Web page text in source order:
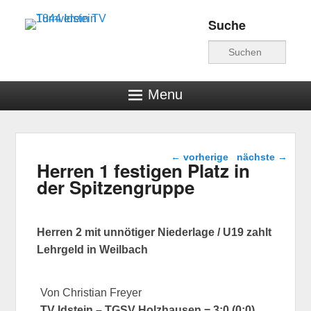
Turnverein TV 1844
Suche
Menu
Beitragsnavigation
← vorherige nächste →
Herren 1 festigen Platz in
der Spitzengruppe
Herren 2 mit unnötiger Niederlage / U19 zahlt
Lehrgeld in Weilbach
Von Christian Freyer